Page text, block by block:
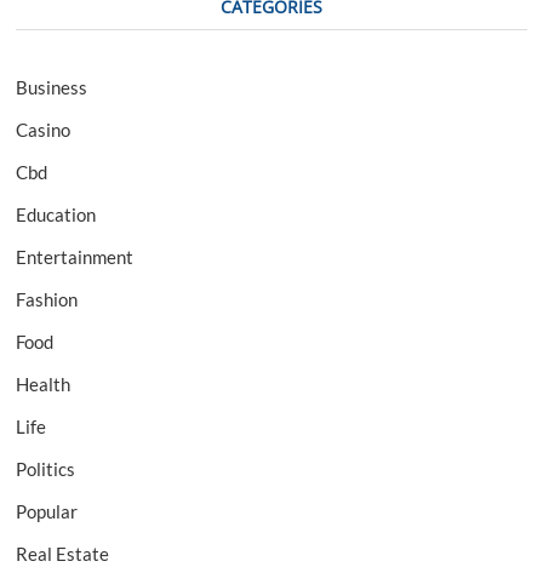
CATEGORIES
Business
Casino
Cbd
Education
Entertainment
Fashion
Food
Health
Life
Politics
Popular
Real Estate